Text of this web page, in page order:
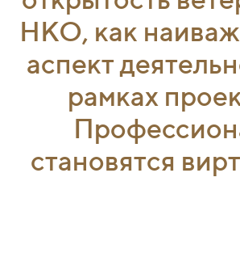
НКО, как
аспект
рамках
становятся